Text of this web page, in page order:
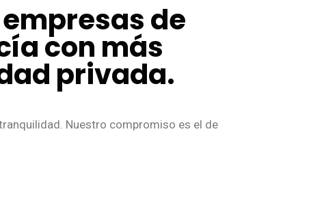
de
con más
privada.
Nuestro compromiso es el de